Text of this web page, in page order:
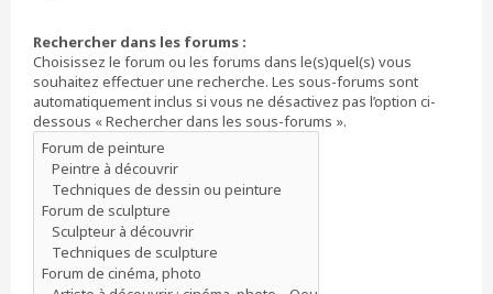
Rechercher dans les forums :
Choisissez le forum ou les forums dans le(s)quel(s) vous
souhaitez effectuer une recherche. Les sous-forums sont
automatiquement inclus si vous ne désactivez pas l’option ci-
dessous « Rechercher dans les sous-forums ».